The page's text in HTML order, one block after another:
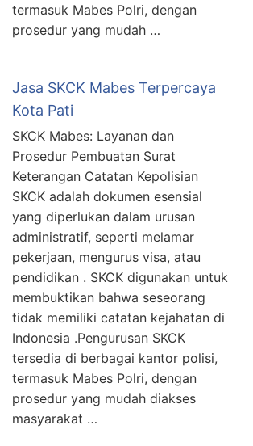
termasuk Mabes Polri, dengan
prosedur yang mudah …
Jasa SKCK Mabes Terpercaya
Kota Pati
SKCK Mabes: Layanan dan
Prosedur Pembuatan Surat
Keterangan Catatan Kepolisian
SKCK adalah dokumen esensial
yang diperlukan dalam urusan
administratif, seperti melamar
pekerjaan, mengurus visa, atau
pendidikan . SKCK digunakan untuk
membuktikan bahwa seseorang
tidak memiliki catatan kejahatan di
Indonesia .Pengurusan SKCK
tersedia di berbagai kantor polisi,
termasuk Mabes Polri, dengan
prosedur yang mudah diakses
masyarakat …